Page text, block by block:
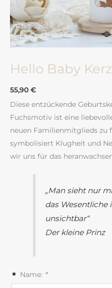
Hello Baby
55,90 €
Diese entzückende
Fuchsmotiv ist eine
neuen Familienmitglieds zu
symbolisiert Klugheit und
wir uns für das
„Man sieht nur
das Wesentliche
unsichtbar“
Der kleine Prinz
Name: *